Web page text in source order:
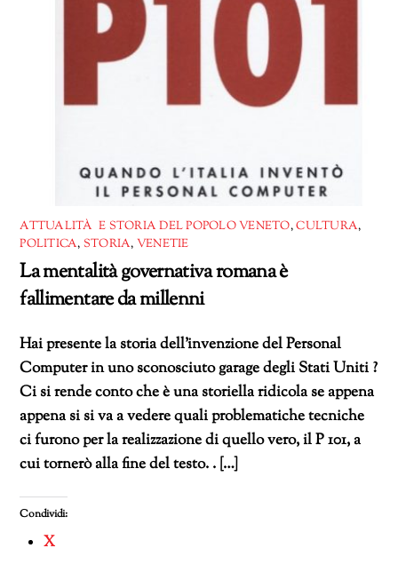
ATTUALITÀ E STORIA DEL POPOLO VENETO,CULTURA,
POLITICA, STORIA, VENETIE
La mentalità governativa romana è
fallimentare da millenni
Hai presente la storia dell’invenzione del Personal
Computer in uno sconosciuto garage degli Stati Uniti ?
Ci si rende conto che è una storiella ridicola se appena
appena si si va a vedere quali problematiche tecniche
ci furono per la realizzazione di quello vero, il P 101, a
cui tornerò alla fine del testo. . […]
Condividi:
X